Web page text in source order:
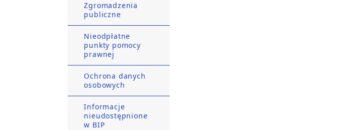
Zgromadzenia
publiczne
Nieodpłatne
punkty pomocy
prawnej
Ochrona danych
osobowych
Informacje
nieudostępnione
w BIP